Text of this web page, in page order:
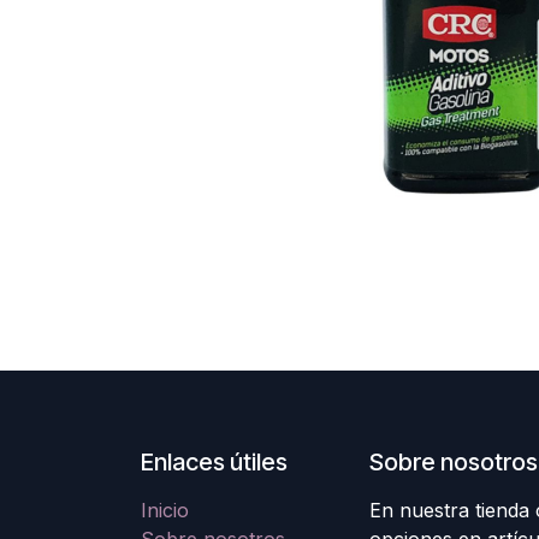
Enlaces útiles
Inicio
Sobre nosotros
En nuestra tienda